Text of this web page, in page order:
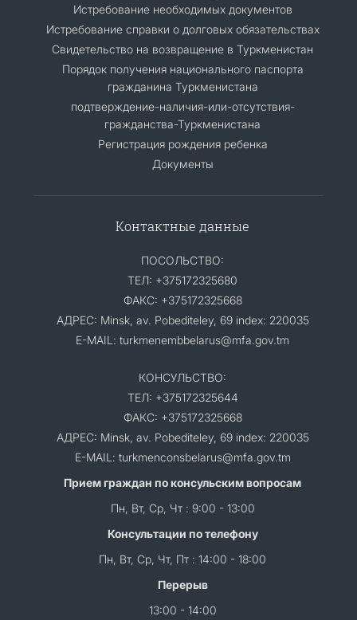
Истребование необходимых документов
Истребование справки о долговых обязательствах
Свидетельство на возвращение в Туркменистан
Порядок получения национального паспорта
гражданина Туркменистана
подтверждение-наличия-или-отсутствия-
гражданства-Туркменистана
Регистрация рождения ребенка
Документы
Контактные данные
ПОСОЛЬСТВО:
ТЕЛ: +375172325680
ФАКС: +375172325668
АДРЕС: Minsk, av. Pobediteley, 69 index: 220035
E-MAIL: turkmenembbelarus@mfa.gov.tm
КОНСУЛЬСТВО:
ТЕЛ: +375172325644
ФАКС: +375172325668
АДРЕС: Minsk, av. Pobediteley, 69 index: 220035
E-MAIL: turkmenconsbelarus@mfa.gov.tm
Прием граждан по консульским вопросам
Пн, Вт, Ср, Чт : 9:00 - 13:00
Консультации по телефону
Пн, Вт, Ср, Чт, Пт : 14:00 - 18:00
Перерыв
13:00 - 14:00